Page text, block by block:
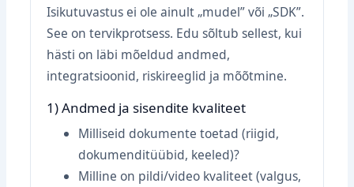
Isikutuvastus ei ole ainult „mudel” või „SDK”.
See on tervikprotsess. Edu sõltub sellest, kui
hästi on läbi mõeldud andmed,
integratsioonid, riskireeglid ja mõõtmine.
1) Andmed ja sisendite kvaliteet
Milliseid dokumente toetad (riigid,
dokumenditüübid, keeled)?
Milline on pildi/video kvaliteet (valgus,